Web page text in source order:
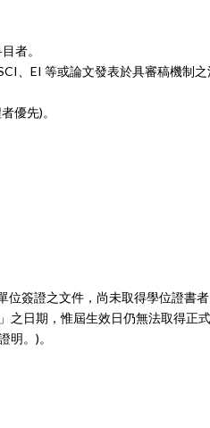
者。
、EI 等或論文發表於具審稿機制之
優先)。
位簽證之文件，尚未取得學位證書
之日期，惟屆生效日仍無法取得正
明。)。